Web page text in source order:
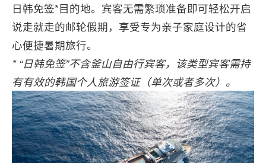
日韩免签*目的地。宾客无需繁琐准备即可轻松开启
说走就走的邮轮假期，享受专为亲子家庭设计的省
心便捷暑期旅行。
* “日韩免签”不含釜山自由行宾客，该类型宾客需持
有有效的韩国个人旅游签证（单次或者多次）。